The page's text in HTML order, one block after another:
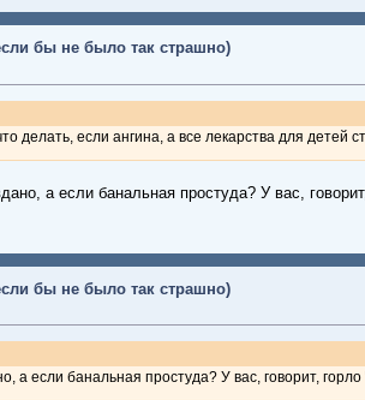
бы не было так страшно)
делать, если ангина, а все лекарства для детей
а если банальная простуда? У вас,
бы не было так страшно)
а если банальная простуда? У вас, говорит,